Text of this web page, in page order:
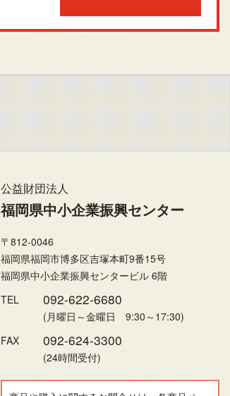
公益財団法人
福岡県中小企業振興センター
〒812-0046
福岡県福岡市博多区吉塚本町9番15号
福岡県中小企業振興センタービル 6階
TEL
092-622-6680
(月曜日～金曜日 9:30～17:30)
FAX
092-624-3300
(24時間受付)